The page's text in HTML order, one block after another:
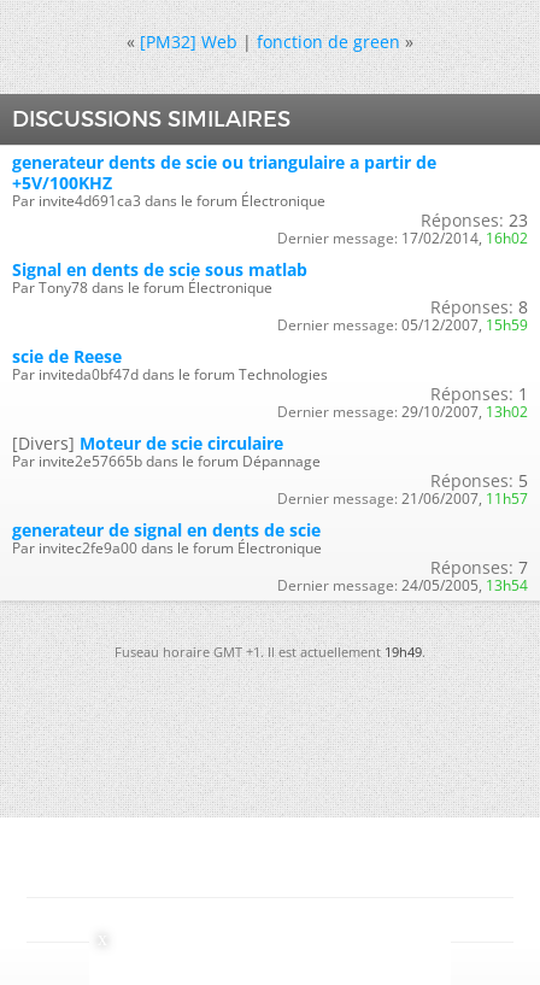
« [PM32] Web|fonction de green »
DISCUSSIONS SIMILAIRES
generateur dents de scie ou triangulaire a partir de
+5V/100KHZ
Par invite4d691ca3 dans le forum Électronique
Réponses: 23
Dernier message: 17/02/2014, 16h02
Signal en dents de scie sous matlab
Par Tony78 dans le forum Électronique
Réponses: 8
Dernier message: 05/12/2007, 15h59
scie de Reese
Par inviteda0bf47d dans le forum Technologies
Réponses: 1
Dernier message: 29/10/2007, 13h02
[Divers] Moteur de scie circulaire
Par invite2e57665b dans le forum Dépannage
Réponses: 5
Dernier message: 21/06/2007, 11h57
generateur de signal en dents de scie
Par invitec2fe9a00 dans le forum Électronique
Réponses: 7
Dernier message: 24/05/2005, 13h54
Fuseau horaire GMT +1. Il est actuellement19h49.